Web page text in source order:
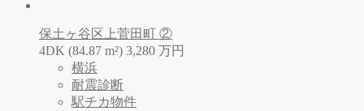
保土ヶ谷区上菅田町 ②
4DK (84.87 m²) 3,280 万円
横浜
耐震診断
駅チカ物件